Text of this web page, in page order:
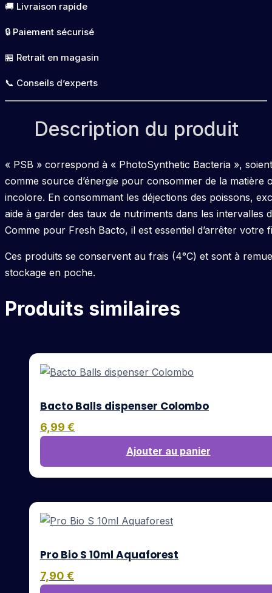
PSB
250ml
🚚 Livraison rapide
🔒 Paiement sécurisé
🏪 Retrait en magasin
📞 Conseils d’experts
Description du produit
« PSB » correspond à « PhotoSynthetic Bacteria »,
comme source d’énergie pour consommer de la
incolore. En consommant les déjections des poissons,
aide à garder des taux de nutriments dans les intervalles
Comme pour Fresh Bacto, il est essentiel d’arrêter votre
Ces produits se conservent au frais (4°C) et sont à
stockage en poche.
Produits similaires
Bacto Balls dispenser Colombo
6,99 €
Ajouter au panier
Pro Bio S 10ml Aquaforest
7,90 €